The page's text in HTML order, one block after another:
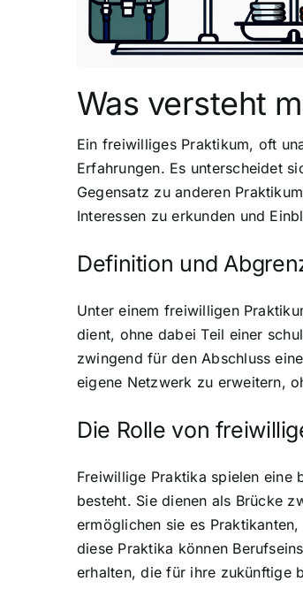
Was versteht
Ein freiwilliges Praktikum, oft
Erfahrungen. Es unterscheidet
Gegensatz zu anderen
Interessen zu erkunden und
Definition und
Unter einem freiwilligen
dient, ohne dabei Teil einer
zwingend für den Abschluss
eigene Netzwerk zu erweitern,
Die Rolle von
Freiwillige Praktika spielen eine
besteht. Sie dienen als Brücke
ermöglichen sie es
diese Praktika können
erhalten, die für ihre zukünftige